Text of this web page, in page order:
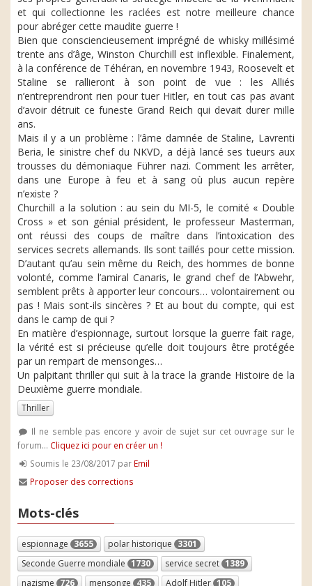
et qui collectionne les raclées est notre meilleure chance
pour abréger cette maudite guerre !
Bien que consciencieusement imprégné de whisky millésimé
trente ans d’âge, Winston Churchill est inflexible. Finalement,
à la conférence de Téhéran, en novembre 1943, Roosevelt et
Staline se rallieront à son point de vue : les Alliés
n’entreprendront rien pour tuer Hitler, en tout cas pas avant
d’avoir détruit ce funeste Grand Reich qui devait durer mille
ans.
Mais il y a un problème : l’âme damnée de Staline, Lavrenti
Beria, le sinistre chef du NKVD, a déjà lancé ses tueurs aux
trousses du démoniaque Führer nazi. Comment les arrêter,
dans une Europe à feu et à sang où plus aucun repère
n’existe ?
Churchill a la solution : au sein du MI-5, le comité « Double
Cross » et son génial président, le professeur Masterman,
ont réussi des coups de maître dans l’intoxication des
services secrets allemands. Ils sont taillés pour cette mission.
D’autant qu’au sein même du Reich, des hommes de bonne
volonté, comme l’amiral Canaris, le grand chef de l’Abwehr,
semblent prêts à apporter leur concours… volontairement ou
pas ! Mais sont-ils sincères ? Et au bout du compte, qui est
dans le camp de qui ?
En matière d’espionnage, surtout lorsque la guerre fait rage,
la vérité est si précieuse qu’elle doit toujours être protégée
par un rempart de mensonges…
Un palpitant thriller qui suit à la trace la grande Histoire de la
Deuxième guerre mondiale.
Thriller
Il ne semble pas encore y avoir de sujet sur cet ouvrage sur le
forum... Cliquez ici pour en créer un !
Soumis le 23/08/2017 par Emil
Proposer des corrections
Mots-clés
espionnage 3655 polar historique 3301
Seconde Guerre mondiale 1730 service secret 1389
nazisme 726 mensonge 435 Adolf Hitler 105